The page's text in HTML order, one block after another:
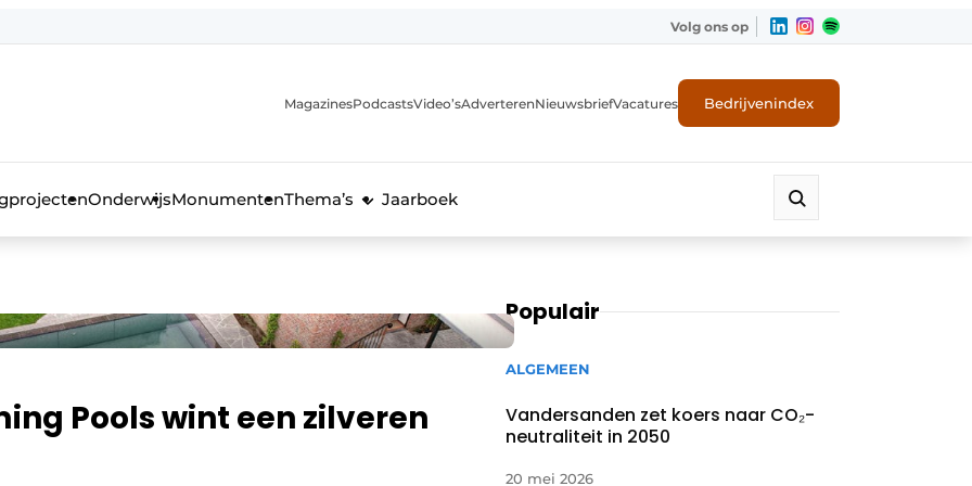
Volg ons op
MagazinesPodcastsVideo’sAdverterenNieuwsbriefVacatures Bedrijvenindex
OnderwijsMonumentenThema’s Jaarboek
Pools wint een zilveren
Populair
ALGEMEEN
Vandersanden zet koers naar CO₂-
neutraliteit in 2050
20 mei 2026